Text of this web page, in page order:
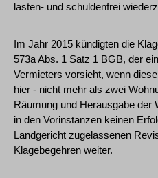
lasten- und schuldenfrei
Im Jahr 2015 kündigten die
573a Abs. 1 Satz 1 BGB, der
Vermieters vorsieht, wenn
hier - nicht mehr als zwei
Räumung und Herausgabe der
in den Vorinstanzen keinen
Landgericht zugelassenen
Klagebegehren weiter.